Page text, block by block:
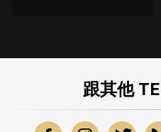
跟其他